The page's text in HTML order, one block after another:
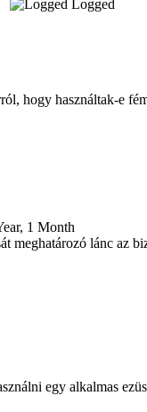
Logged
hogy használtak-e
1 Month
meghatározó lánc az
egy alkalmas